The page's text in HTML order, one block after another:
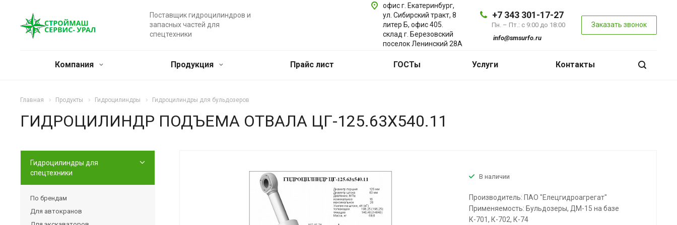
Поставщик гидроцилиндров и
запасных частей для
спецтехники
+7 343 301-17-27
Пн. – Пт.: с 9:00 до 18:00
info@smsurfo.ru
Заказать звонок
офис г. Екатеринбург,
ул. Сибирский тракт, 8
литер Б, офис 405.
склад г. Березовский
поселок Ленинский 28А
Компания Продукция Прайс лист ГОСТы Услуги Контакты
Главная Продукты Гидроцилиндры Гидроцилиндры для бульдозеров
ГИДРОЦИЛИНДР ПОДЪЕМА ОТВАЛА ЦГ-125.63Х540.11
В наличии
Производитель: ПАО "Елецгидроагрегат"
Применяемость: Бульдозеры, ДМ-15 на базе
К-701, К-702, К-74
Гидроцилиндры для
спецтехники
По брендам
Для автокранов